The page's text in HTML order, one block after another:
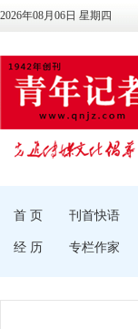
2026年08月06日 星期四
首 页 刊首快语
经 历 专栏作家